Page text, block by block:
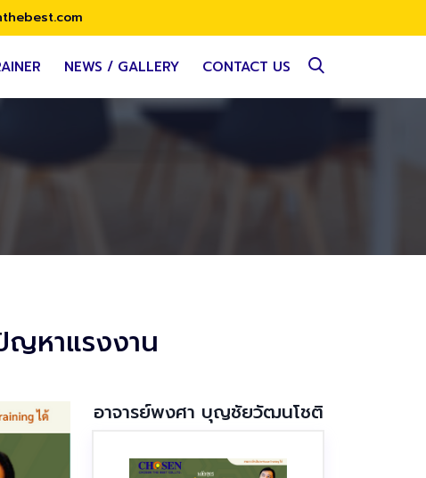
NEWS / GALLERY CONTACT US
ญหาแรงงาน
อาจารย์พงศา บุญชัยวัฒนโชติ